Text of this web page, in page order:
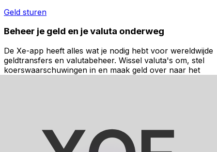
Geld sturen
Beheer je geld en je valuta onderweg
De Xe-app heeft alles wat je nodig hebt voor wereldwijde
geldtransfers en valutabeheer. Wissel valuta's om, stel
koerswaarschuwingen in en maak geld over naar het